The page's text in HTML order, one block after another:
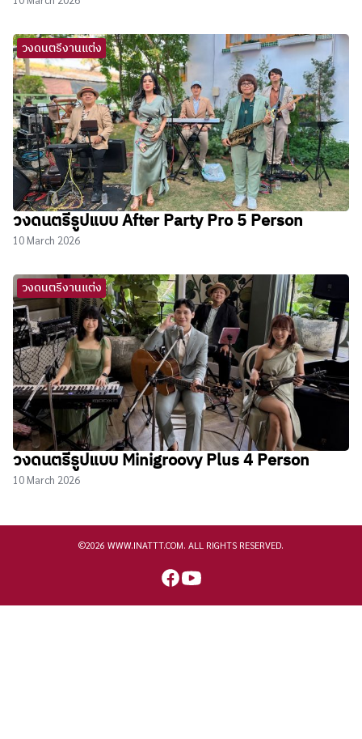
วงดนตรีงานแต่ง
วงดนตรีรูปแบบ After Party Pro 5 Person
10 March 2026
วงดนตรีงานแต่ง
วงดนตรีรูปแบบ Minigroovy Plus 4 Person
10 March 2026
©2026 WWW.INATTT.COM. ALL RIGHTS RESERVED.